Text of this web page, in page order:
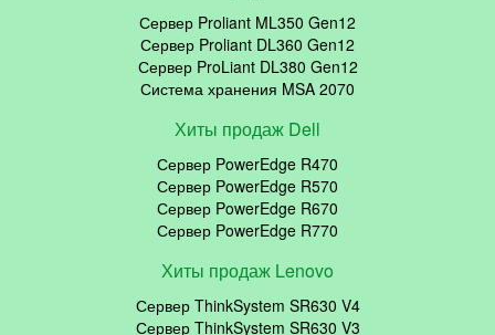
Сервер Proliant ML350 Gen12
Сервер Proliant DL360 Gen12
Сервер ProLiant DL380 Gen12
Система хранения MSA 2070
Хиты продаж Dell
Сервер PowerEdge R470
Сервер PowerEdge R570
Сервер PowerEdge R670
Сервер PowerEdge R770
Хиты продаж Lenovo
Сервер ThinkSystem SR630 V4
Сервер ThinkSystem SR630 V3